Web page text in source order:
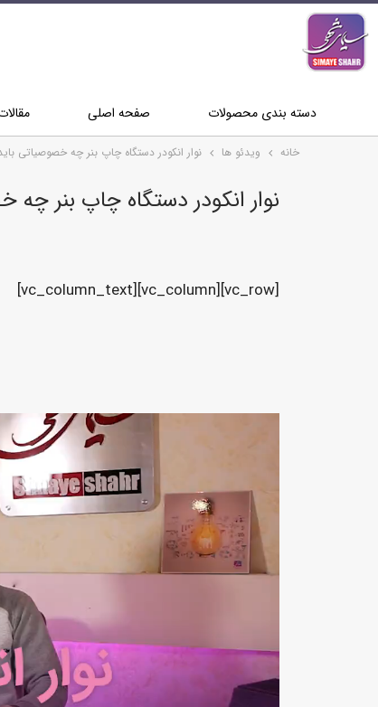
دسته بندی محصولات صفحه اصلی
خانه ویدئو ها نوار انکودر دستگاه چاپ بنر چه خصوصیاتی
نوار انکودر دستگاه چاپ بنر
[vc_row][vc_column][vc_column_text]